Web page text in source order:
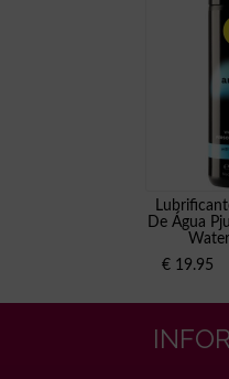
De Água
€ 19.95